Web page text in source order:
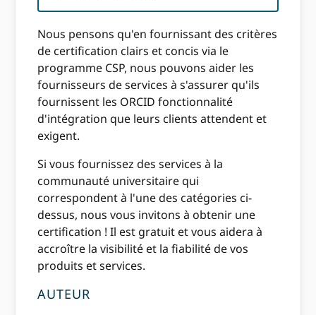
Nous pensons qu'en fournissant des critères
de certification clairs et concis via le
programme CSP, nous pouvons aider les
fournisseurs de services à s'assurer qu'ils
fournissent les ORCID fonctionnalité
d'intégration que leurs clients attendent et
exigent.
Si vous fournissez des services à la
communauté universitaire qui
correspondent à l'une des catégories ci-
dessus, nous vous invitons à obtenir une
certification ! Il est gratuit et vous aidera à
accroître la visibilité et la fiabilité de vos
produits et services.
AUTEUR